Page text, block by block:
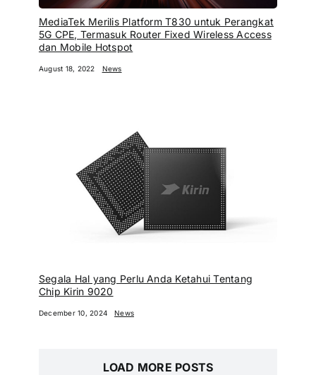
MediaTek Merilis Platform T830 untuk Perangkat
5G CPE, Termasuk Router Fixed Wireless Access
dan Mobile Hotspot
August 18, 2022 News
Segala Hal yang Perlu Anda Ketahui Tentang
Chip Kirin 9020
December 10, 2024 News
LOAD MORE POSTS